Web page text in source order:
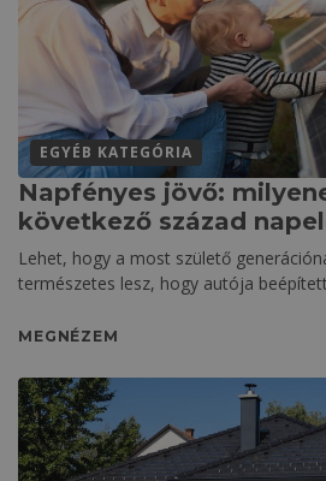
EGYÉB KATEGÓRIA
Napfényes jövő:
következő század
Lehet, hogy a most születő
természetes lesz, hogy autója
MEGNÉZEM